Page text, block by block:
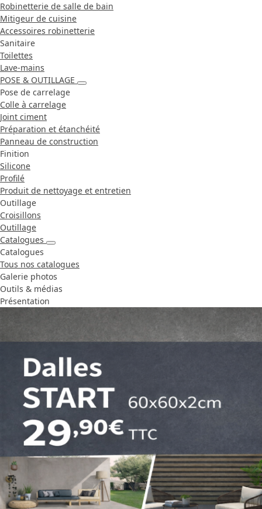
Robinetterie de salle de bain
Mitigeur de cuisine
Accessoires robinetterie
Sanitaire
Toilettes
Lave-mains
POSE & OUTILLAGE
Pose de carrelage
Colle à carrelage
Joint ciment
Préparation et étanchéité
Panneau de construction
Finition
Silicone
Profilé
Produit de nettoyage et entretien
Outillage
Croisillons
Outillage
Catalogues
Catalogues
Tous nos catalogues
Galerie photos
Outils & médias
Présentation